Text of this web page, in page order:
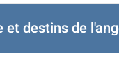
et destins de